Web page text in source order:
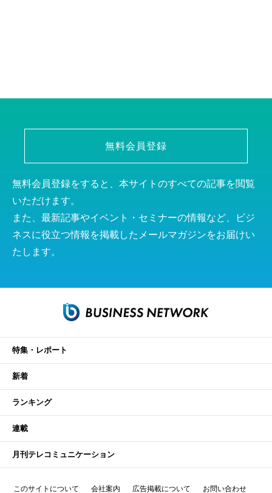
無料会員登録
無料会員登録をすると、本サイトのすべての記事を閲覧
いただけます。
また、最新記事やイベント・セミナーの情報など、ビジ
ネスに役立つ情報を掲載したメールマガジンをお届けい
たします。
特集・レポート
新着
ランキング
連載
月刊テレコミュニケーション
このサイトについて 会社案内 広告掲載について お問い合わせ